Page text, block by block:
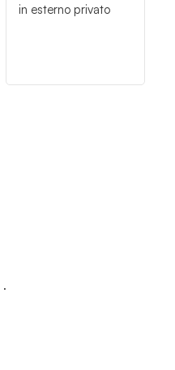
in esterno privato